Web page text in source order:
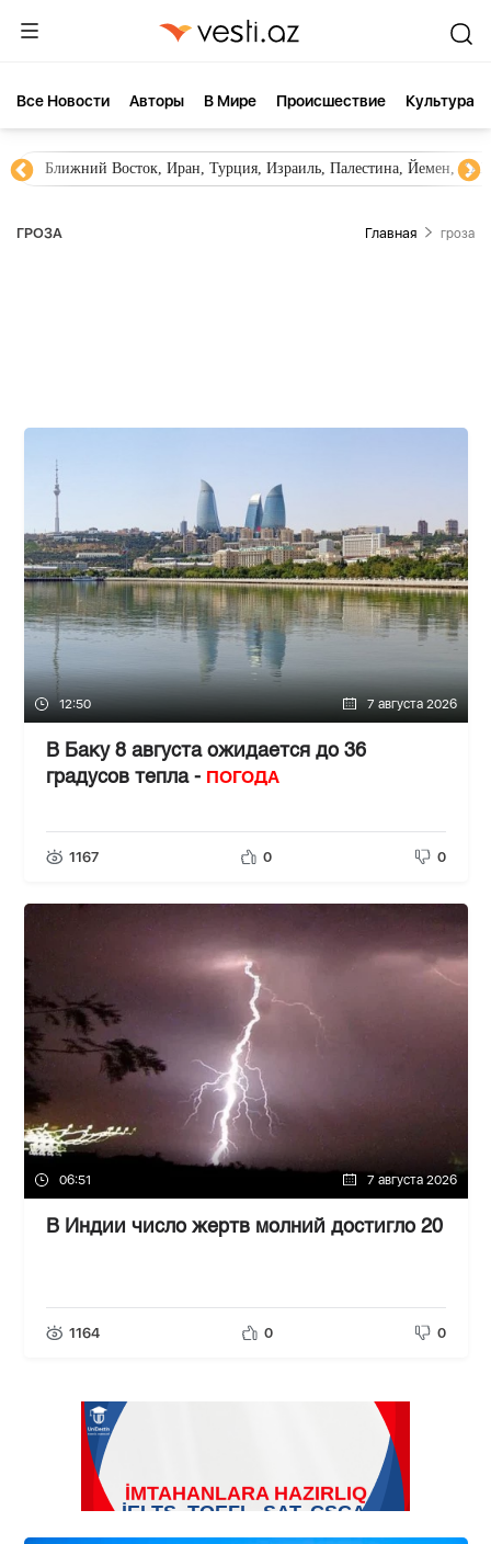
Все Новости Aвторы В Мире Происшествие Культура
Новости Азербайджана Южный Кавказ, Грузия,
ГРОЗА Главная гроза
12:50 7 августа 2026
В Баку 8 августа ожидается до 36
градусов тепла - ПОГОДА
1167 0 0
06:51 7 августа 2026
В Индии число жертв молний достигло 20
1164 0 0